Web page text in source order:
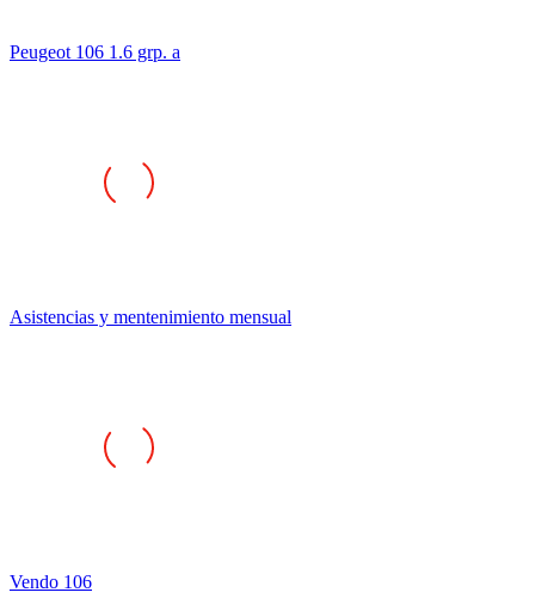
Peugeot 106 1.6 grp. a
Asistencias y mentenimiento mensual
Vendo 106